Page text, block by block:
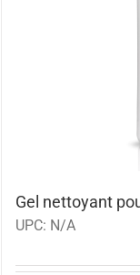
Gel nettoyant
UPC: N/A